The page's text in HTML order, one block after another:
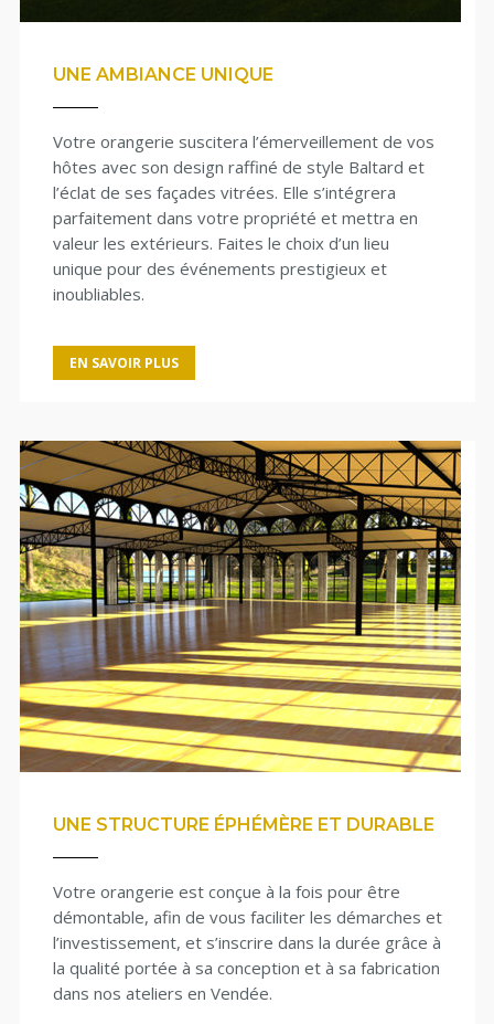
UNE AMBIANCE UNIQUE
Votre orangerie suscitera l’émerveillement de vos
hôtes avec son design raffiné de style Baltard et
l’éclat de ses façades vitrées. Elle s’intégrera
parfaitement dans votre propriété et mettra en
valeur les extérieurs. Faites le choix d’un lieu
unique pour des événements prestigieux et
inoubliables.
EN SAVOIR PLUS
UNE STRUCTURE ÉPHÉMÈRE ET DURABLE
Votre orangerie est conçue à la fois pour être
démontable, afin de vous faciliter les démarches et
l’investissement, et s’inscrire dans la durée grâce à
la qualité portée à sa conception et à sa fabrication
dans nos ateliers en Vendée.